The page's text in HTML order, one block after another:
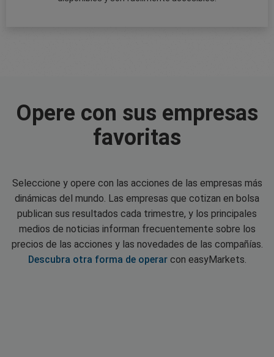
Opere con sus empresas
favoritas
Seleccione y opere con las acciones de las empresas más
dinámicas del mundo. Las empresas que cotizan en bolsa
publican sus resultados cada trimestre, y los principales
medios de noticias informan frecuentemente sobre los
precios de las acciones y las novedades de las compañías.
Descubra otra forma de operarcon easyMarkets.